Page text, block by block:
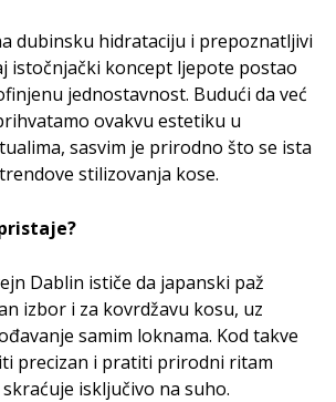
dubinsku hidrataciju i prepoznatljivi
istočnjački koncept ljepote postao
jednostavnost. Budući da već
ovakvu estetiku u
sasvim je prirodno što se ista
stilizovanja kose.
Dablin ističe da japanski paž
izbor i za kovrdžavu kosu, uz
samim loknama. Kod takve
precizan i pratiti prirodni ritam
isključivo na suho.